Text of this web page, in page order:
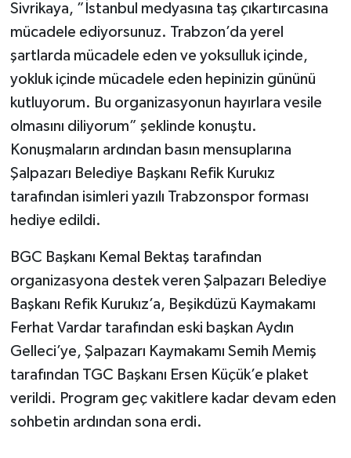
Sivrikaya, ”İstanbul medyasına taş çıkartırcasına
mücadele ediyorsunuz. Trabzon’da yerel
şartlarda mücadele eden ve yoksulluk içinde,
yokluk içinde mücadele eden hepinizin gününü
kutluyorum. Bu organizasyonun hayırlara vesile
olmasını diliyorum” şeklinde konuştu.
Konuşmaların ardından basın mensuplarına
Şalpazarı Belediye Başkanı Refik Kurukız
tarafından isimleri yazılı Trabzonspor forması
hediye edildi.
BGC Başkanı Kemal Bektaş tarafından
organizasyona destek veren Şalpazarı Belediye
Başkanı Refik Kurukız’a, Beşikdüzü Kaymakamı
Ferhat Vardar tarafından eski başkan Aydın
Gelleci’ye, Şalpazarı Kaymakamı Semih Memiş
tarafından TGC Başkanı Ersen Küçük’e plaket
verildi. Program geç vakitlere kadar devam eden
sohbetin ardından sona erdi.